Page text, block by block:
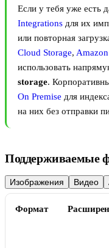
Если у тебя уже есть
Integrations для их
или повторная
Cloud Storage,
использовать
storage.
On Premise для
на них без отправки
Поддерживаемые
Изображения Видео
Формат